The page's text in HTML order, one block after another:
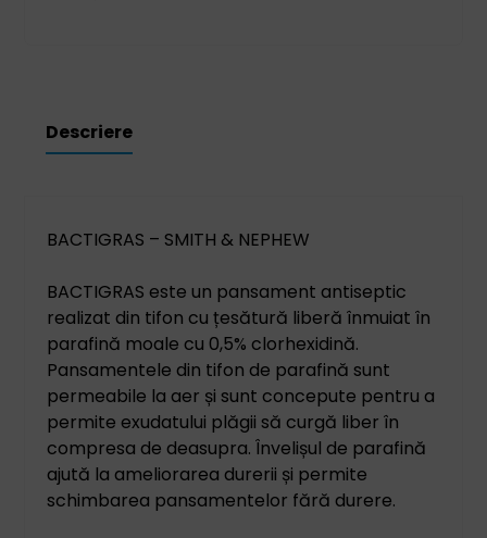
Descriere
BACTIGRAS – SMITH & NEPHEW
BACTIGRAS este un pansament antiseptic
realizat din tifon cu țesătură liberă înmuiat în
parafină moale cu 0,5% clorhexidină.
Pansamentele din tifon de parafină sunt
permeabile la aer și sunt concepute pentru a
permite exudatului plăgii să curgă liber în
compresa de deasupra. Învelișul de parafină
ajută la ameliorarea durerii și permite
schimbarea pansamentelor fără durere.